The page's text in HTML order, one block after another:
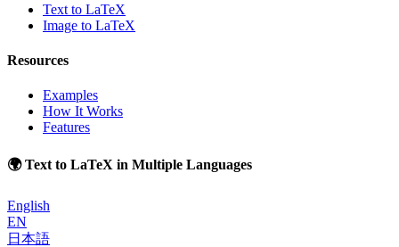
Text to LaTeX
Image to LaTeX
Resources
Examples
How It Works
Features
🌍 Text to LaTeX in Multiple Languages
English
EN
日本語